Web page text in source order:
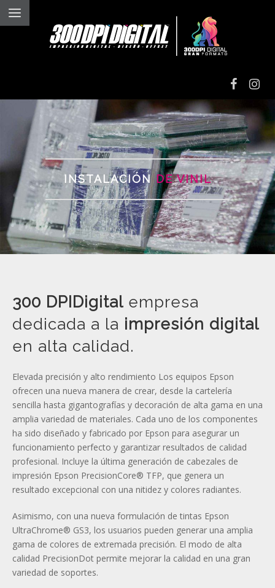
IMPRESIÓNDIGITAL
IMPRESIÓN ENALTO VOLUMEN
INSTALACIÓNDE VINIL
IMPRESIÓN ENVINIL TEXTIL
GRANFORMATO
GRABADO YCORTE LÁSER
INSTALACIONES YROTULACIONES
300 DPIDigital empresa
dedicada a la impresión digital
en alta calidad.
Elevada precisión y alto rendimiento Los equipos Epson
ofrecen una nueva manera de crear, desde la cartelería
sencilla hasta gigantografías y decoración de alta gama en una
amplia variedad de materiales. Cada uno de los componentes
ha sido diseñado y fabricado por Epson para asegurar un
funcionamiento perfecto y garantizar resultados de calidad
profesional. Incluye la última generación de cabezales de
impresión Epson PrecisionCore® TFP, que genera un
resultado excepcional con una nitidez y colores radiantes.
Asimismo, con una nueva formulación de tintas Epson
UltraChrome® GS3, los usuarios pueden generar una amplia
gama de colores de extremada precisión. El modo de alta
calidad PrecisionDot permite mejorar la calidad en una gran
variedad de soportes.